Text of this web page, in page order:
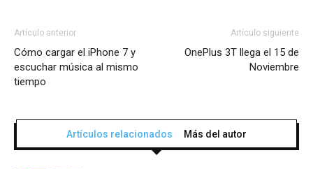
Artículo anterior
Cómo cargar el iPhone 7 y
escuchar música al mismo
tiempo
Artículo siguiente
OnePlus 3T llega el 15 de
Noviembre
Artículos relacionados Más del autor